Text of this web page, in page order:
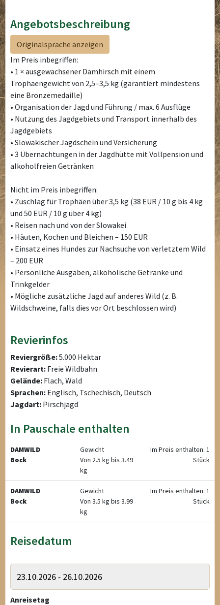
Angebotsbeschreibung
Originalsprache anzeigen
Im Preis inbegriffen:
• 1 × ausgewachsener Damhirsch mit einem
Trophäengewicht von 2,5–3,5 kg (garantiert mindestens
eine Bronzemedaille)
• Organisation der Jagd und Führung / max. 6 Ausflüge
• Nutzung des Jagdgebiets und Transport innerhalb des
Jagdgebiets
• Slowakischer Jagdschein und Versicherung
• 3 Übernachtungen in der Jagdhütte mit Vollpension und
alkoholfreien Getränken
Nicht im Preis inbegriffen:
• Zuschlag für Trophäen über 3,5 kg (38 EUR / 10 g bis 4 kg
und 50 EUR / 10 g über 4 kg)
• Reisen nach und von der Slowakei
• Häuten, Kochen und Bleichen – 150 EUR
• Einsatz eines Hundes zur Nachsuche von verletztem Wild
– 200 EUR
• Persönliche Ausgaben, alkoholische Getränke und
Trinkgelder
• Mögliche zusätzliche Jagd auf anderes Wild (z. B.
Wildschweine, falls dies vor Ort beschlossen wird)
Revierinfos
Reviergröße:5.000 Hektar
Revierart: Freie Wildbahn
Gelände: Flach, Wald
Sprachen: Englisch, Tschechisch, Deutsch
Jagdart: Pirschjagd
In Pauschale enthalten
DAMWILD
Bock
Gewicht
Von 2.5 kg bis 3.49
kg
Im Preis enthalten: 1
Stück
DAMWILD
Bock
Gewicht
Von 3.5 kg bis 3.99
kg
Im Preis enthalten: 1
Stück
Reisedatum
Anreisetag